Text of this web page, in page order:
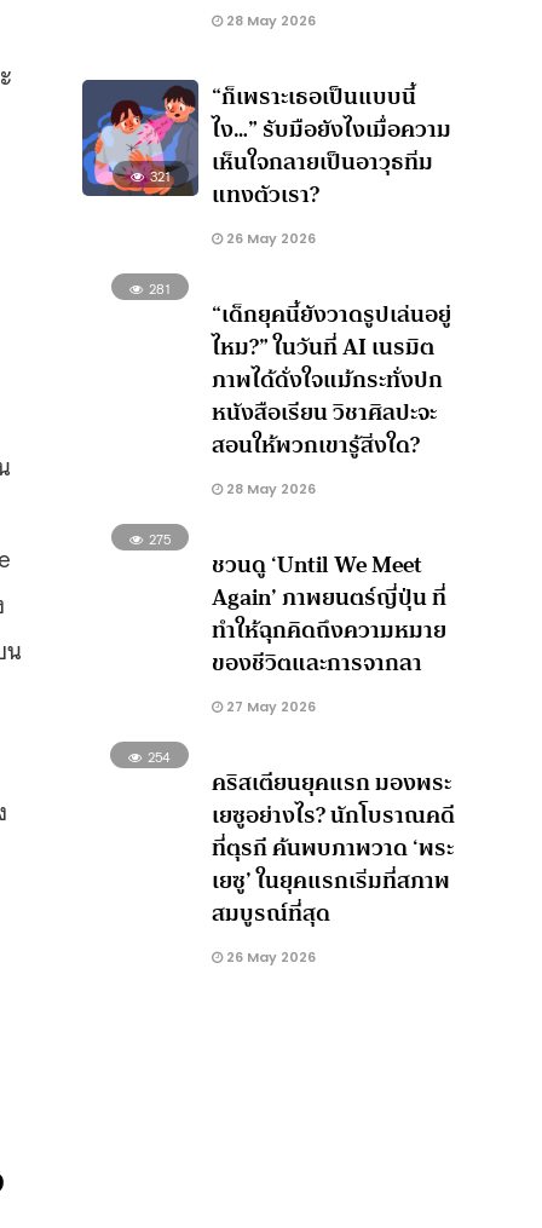
น
28 May 2026
321
“ก็เพราะเธอเป็นแบบนี้
ไง…” รับมือยังไงเมื่อความ
เห็นใจกลายเป็นอาวุธทิ่ม
แทงตัวเรา?
26 May 2026
281
“เด็กยุคนี้ยังวาดรูปเล่นอยู่
ไหม?” ในวันที่ AI เนรมิต
ภาพได้ดั่งใจแม้กระทั่งปก
หนังสือเรียน วิชาศิลปะจะ
สอนให้พวกเขารู้สิ่งใด?
28 May 2026
275
ชวนดู ‘Until We Meet
Again’ ภาพยนตร์ญี่ปุ่น ที่
ทำให้ฉุกคิดถึงความหมาย
ของชีวิตและการจากลา
27 May 2026
254
คริสเตียนยุคแรก มองพระ
เยซูอย่างไร? นักโบราณคดี
ที่ตุรกี ค้นพบภาพวาด ‘พระ
เยซู’ ในยุคแรกเริ่มที่สภาพ
สมบูรณ์ที่สุด
26 May 2026